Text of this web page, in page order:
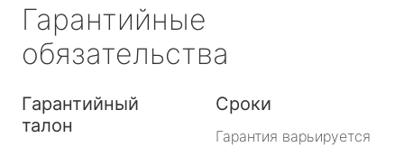
Гарантийные
обязательства
Гарантийный
талон
Сроки
Гарантия варьируется